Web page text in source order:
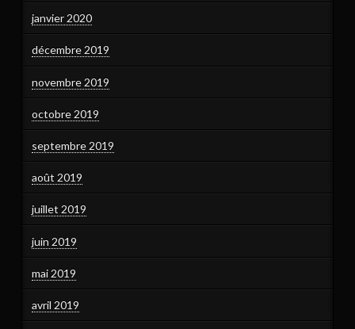
janvier 2020
décembre 2019
novembre 2019
octobre 2019
septembre 2019
août 2019
juillet 2019
juin 2019
mai 2019
avril 2019